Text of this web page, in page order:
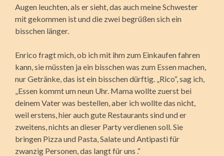
Augen leuchten, als er sieht, das auch meine Schwester
mit gekommen ist und die zwei begrüßen sich ein
bisschen länger.
Enrico fragt mich, ob ich mit ihm zum Einkaufen fahren
kann, sie müssten ja ein bisschen was zum Essen machen,
nur Getränke, das ist ein bisschen dürftig. „Rico“, sag ich,
„Essen kommt um neun Uhr. Mama wollte zuerst bei
deinem Vater was bestellen, aber ich wollte das nicht,
weil erstens, hier auch gute Restaurants sind und er
zweitens, nichts an dieser Party verdienen soll. Sie
bringen Pizza und Pasta, Salate und Antipasti für
zwanzig Personen, das langt für uns .“